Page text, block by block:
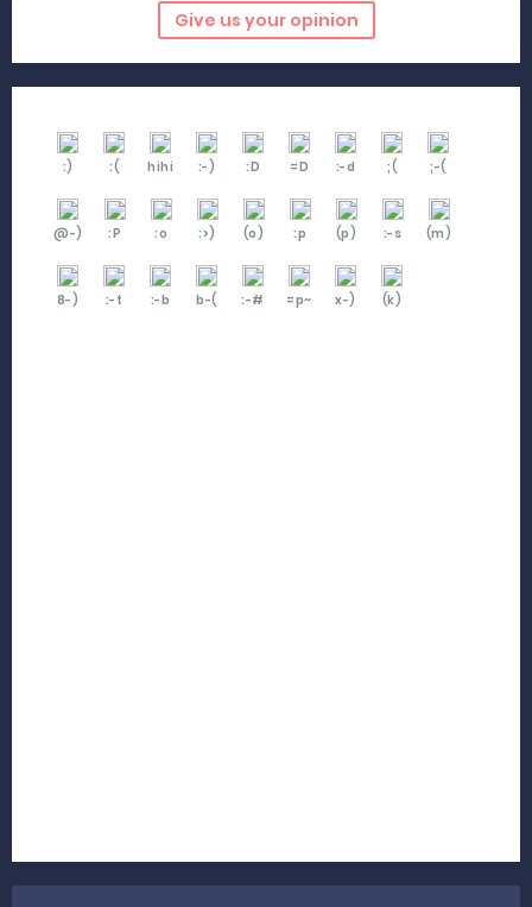
Give us your opinion
:) :( hihi :-) :D =D :-d ;( ;-(
@-) :P :o :>) (o) :p (p) :-s (m)
8-) :-t :-b b-( :-# =p~ x-) (k)